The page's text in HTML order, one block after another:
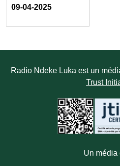
09-04-2025
Radio Ndeke Luka est un
Trust
Un média